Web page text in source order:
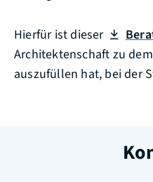
Hierfür ist dieser
Architektenschaft zu
auszufüllen hat, bei der